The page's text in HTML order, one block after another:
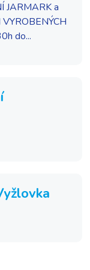
JARMARK a
do...